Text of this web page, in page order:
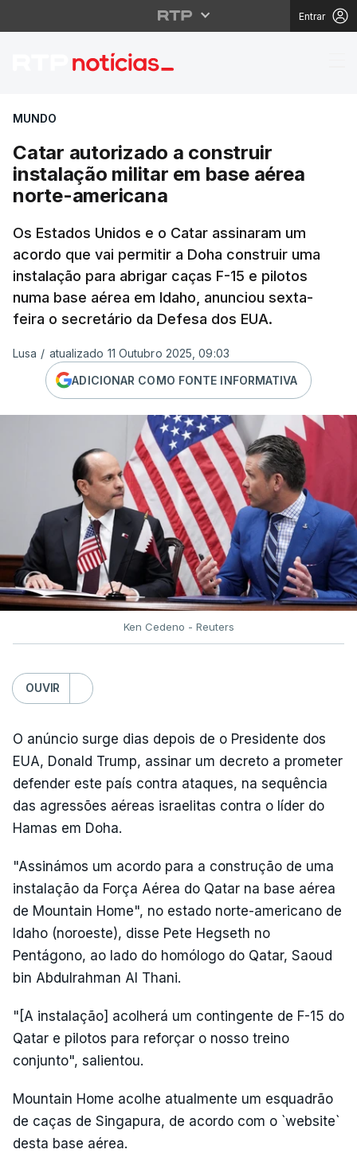
Entrar
Catar autorizado a
MUNDO
Catar autorizado a construir
instalação militar em base aérea
norte-americana
Os Estados Unidos e o Catar assinaram um
acordo que vai permitir a Doha construir uma
instalação para abrigar caças F-15 e pilotos
numa base aérea em Idaho, anunciou sexta-
feira o secretário da Defesa dos EUA.
Lusa / atualizado 11 Outubro 2025, 09:03
ADICIONAR COMO FONTE INFORMATIVA
Ken Cedeno - Reuters
OUVIR
O anúncio surge dias depois de o Presidente dos
EUA, Donald Trump, assinar um decreto a prometer
defender este país contra ataques, na sequência
das agressões aéreas israelitas contra o líder do
Hamas em Doha.
"Assinámos um acordo para a construção de uma
instalação da Força Aérea do Qatar na base aérea
de Mountain Home", no estado norte-americano de
Idaho (noroeste), disse Pete Hegseth no
Pentágono, ao lado do homólogo do Qatar, Saoud
bin Abdulrahman Al Thani.
"[A instalação] acolherá um contingente de F-15 do
Qatar e pilotos para reforçar o nosso treino
conjunto", salientou.
Mountain Home acolhe atualmente um esquadrão
de caças de Singapura, de acordo com o `website`
desta base aérea.